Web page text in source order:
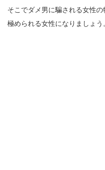
そこでダメ男に騙される女性
極められる女性になりましょう